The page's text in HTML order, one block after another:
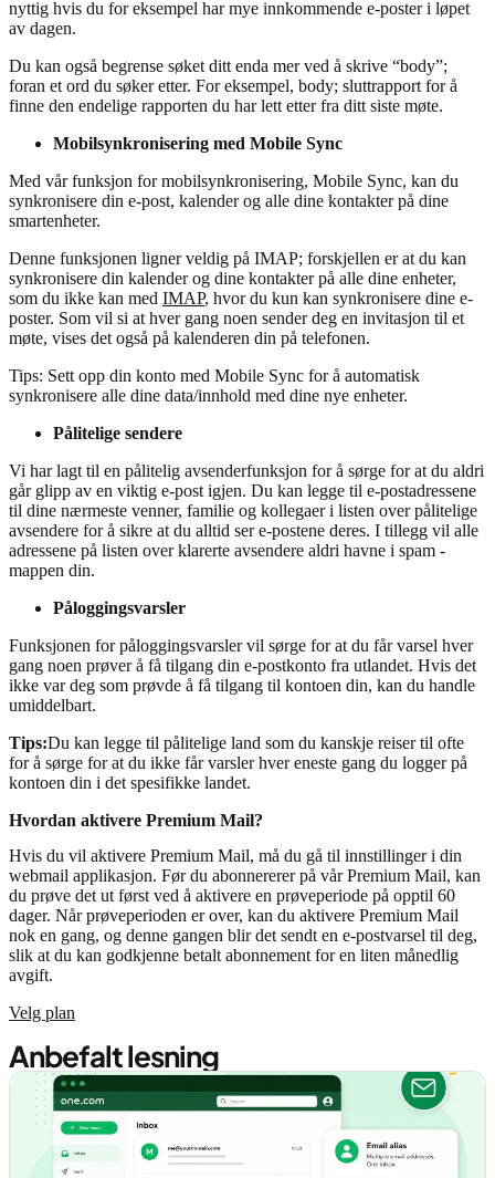
nyttig hvis du for eksempel har mye innkommende e-poster i løpet
av dagen.
Du kan også begrense søket ditt enda mer ved å skrive “body”;
foran et ord du søker etter. For eksempel, body; sluttrapport for å
finne den endelige rapporten du har lett etter fra ditt siste møte.
Mobilsynkronisering med Mobile Sync
Med vår funksjon for mobilsynkronisering, Mobile Sync, kan du
synkronisere din e-post, kalender og alle dine kontakter på dine
smartenheter.
Denne funksjonen ligner veldig på IMAP; forskjellen er at du kan
synkronisere din kalender og dine kontakter på alle dine enheter,
som du ikke kan med IMAP, hvor du kun kan synkronisere dine e-
poster. Som vil si at hver gang noen sender deg en invitasjon til et
møte, vises det også på kalenderen din på telefonen.
Tips: Sett opp din konto med Mobile Sync for å automatisk
synkronisere alle dine data/innhold med dine nye enheter.
Pålitelige sendere
Vi har lagt til en pålitelig avsenderfunksjon for å sørge for at du aldri
går glipp av en viktig e-post igjen. Du kan legge til e-postadressene
til dine nærmeste venner, familie og kollegaer i listen over pålitelige
avsendere for å sikre at du alltid ser e-postene deres. I tillegg vil alle
adressene på listen over klarerte avsendere aldri havne i spam -
mappen din.
Påloggingsvarsler
Funksjonen for påloggingsvarsler vil sørge for at du får varsel hver
gang noen prøver å få tilgang din e-postkonto fra utlandet. Hvis det
ikke var deg som prøvde å få tilgang til kontoen din, kan du handle
umiddelbart.
Tips:Du kan legge til pålitelige land som du kanskje reiser til ofte
for å sørge for at du ikke får varsler hver eneste gang du logger på
kontoen din i det spesifikke landet.
Hvordan aktivere Premium Mail?
Hvis du vil aktivere Premium Mail, må du gå til innstillinger i din
webmail applikasjon. Før du abonnererer på vår Premium Mail, kan
du prøve det ut først ved å aktivere en prøveperiode på opptil 60
dager. Når prøveperioden er over, kan du aktivere Premium Mail
nok en gang, og denne gangen blir det sendt en e-postvarsel til deg,
slik at du kan godkjenne betalt abonnement for en liten månedlig
avgift.
Velg plan
Anbefalt lesning